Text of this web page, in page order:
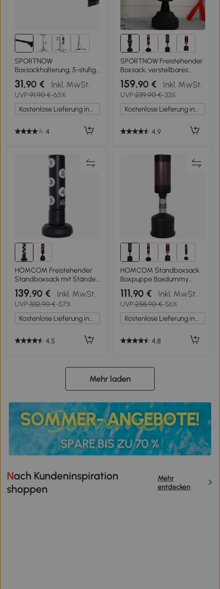
SPORTNOW
Boxsackhalterung, 5-stufig
längenverstellbar,
Wandmontage, bis 60 kg,
Stahl, Schwarz
31,90 € Inkl. MwSt.
UVP91,90 €-65%
Kostenlose Lieferung innerhalb Deutschlands
4
1+
SPORTNOW Freistehender
Boxsack, verstellbares
Schagpolster, befüllbare
Basis bis 50 kg, 57 x 57 x
175 cm, Schwarz
159,90 € Inkl. MwSt.
UVP239,90 €-33%
Kostenlose Lieferung innerhalb Deutschlands
4,9
HOMCOM Freistehender
Standboxsack mit Ständer
und Kunststoff-Pad, 176 cm,
Geeignet für Profis und
Anfänger, Schwarz
139,90 € Inkl. MwSt.
UVP332,90 €-57%
Kostenlose Lieferung innerhalb Deutschlands
4,5
HOMCOM Standboxsack
Boxpuppe Boxdummy
DummyTraining
Boxpartner Boxsack Box
158-186 cm
Höhenverstellbar NEU
Schwarz+Braun
111,90 € Inkl. MwSt.
UVP258,90 €-56%
Kostenlose Lieferung innerhalb Deutschlands
4,8
Mehr laden
Nach Kundeninspiration
shoppen
Mehr
entdecken